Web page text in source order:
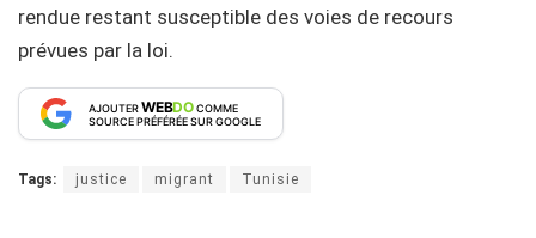
rendue restant susceptible des voies de recours
prévues par la loi.
AJOUTERWEBDOCOMME
SOURCE PRÉFÉRÉE SUR GOOGLE
Tags: justice migrant Tunisie